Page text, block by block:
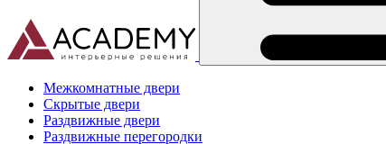
Межкомнатные двери
Скрытые двери
Раздвижные двери
Раздвижные перегородки